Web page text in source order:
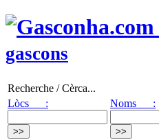
gascons
Recherche / Cèrca...
Lòcs :
Noms :